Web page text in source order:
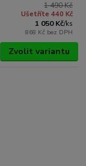
1 490 Kč
Ušetříte 440 Kč
1 050 Kč/ks
868 Kč bez DPH
Zvolit variantu